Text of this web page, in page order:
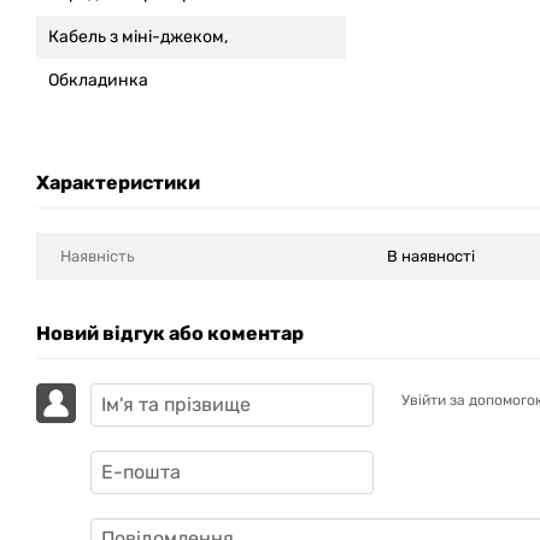
Кабель з міні-джеком,
Обкладинка
Характеристики
Наявність В наявності
Новий відгук або коментар
Увійти за